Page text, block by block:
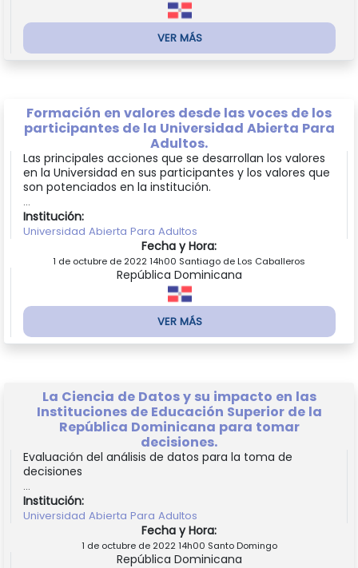
VER MÁS
Formación en valores desde las voces de los
participantes de la Universidad Abierta Para
Adultos.
Las principales acciones que se desarrollan los valores
en la Universidad en sus participantes y los valores que
son potenciados en la institución.
...
Institución:
Universidad Abierta Para Adultos
Fecha y Hora:
1 de octubre de 2022 14h00 Santiago de Los Caballeros
República Dominicana
VER MÁS
La Ciencia de Datos y su impacto en las
Instituciones de Educación Superior de la
República Dominicana para tomar
decisiones.
Evaluación del análisis de datos para la toma de
decisiones
...
Institución:
Universidad Abierta Para Adultos
Fecha y Hora:
1 de octubre de 2022 14h00 Santo Domingo
República Dominicana